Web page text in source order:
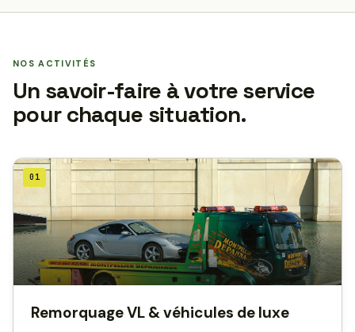
NOS ACTIVITÉS
Un savoir-faire à votre service
pour chaque situation.
01
Remorquage VL & véhicules de luxe